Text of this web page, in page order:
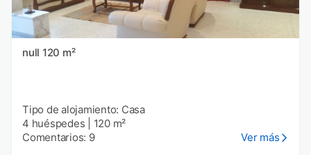
null 120 m²
Tipo de alojamiento: Casa
4 huéspedes
120 m²
Comentarios: 9
Ver más